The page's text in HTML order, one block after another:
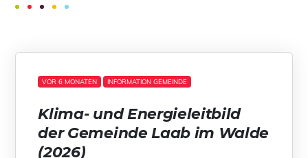
VOR 6 MONATEN INFORMATION GEMEINDE
Klima- und Energieleitbild
der Gemeinde Laab im Walde
(2026)